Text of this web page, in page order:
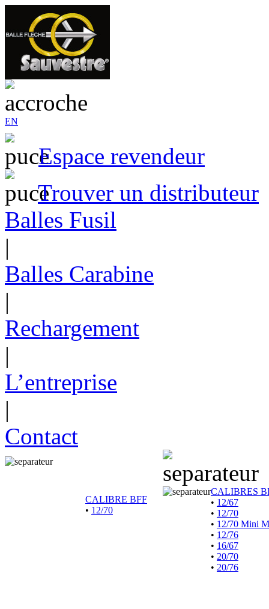
EN
Espace revendeur
Trouver un distributeur
Balles Fusil
|
Balles Carabine
|
Rechargement
|
L’entreprise
|
Contact
CALIBRE BFF
• 12/70
CALIBRES
• 12/67
• 12/70
• 12/70 Mini
• 12/76
• 16/67
• 20/70
• 20/76